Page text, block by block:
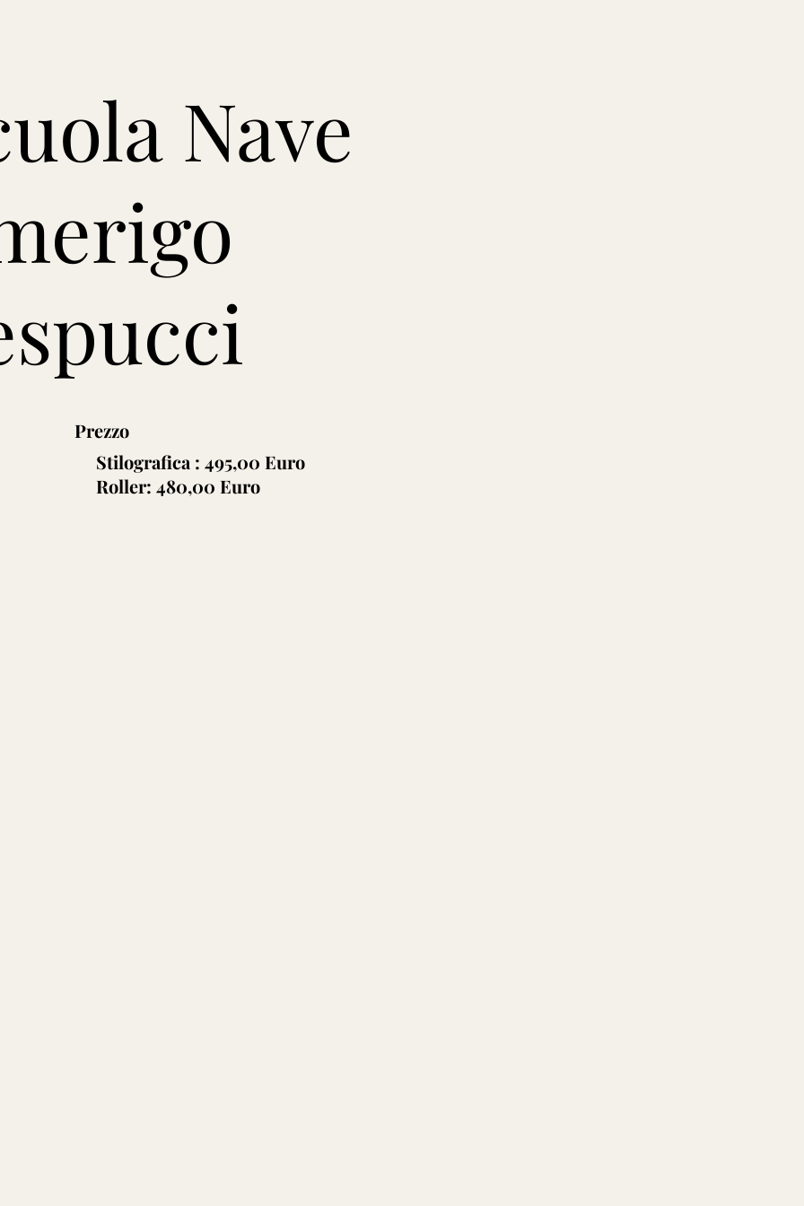
Nave
Prezzo
Stilografica : 495,00 Euro
Roller: 480,00 Euro